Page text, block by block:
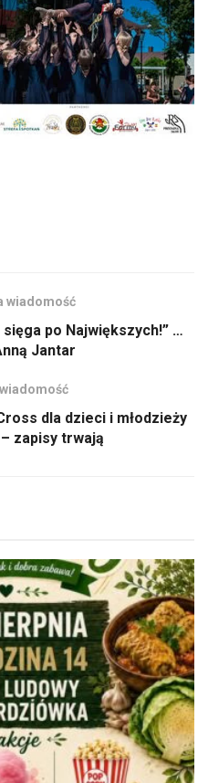
wiadomość
po Największych!” …
Jantar
dla dzieci i młodzieży
zapisy trwają